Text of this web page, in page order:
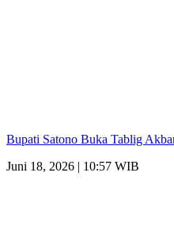
Bupati Satono Buka Tablig
Juni 18, 2026 | 10:57 WIB